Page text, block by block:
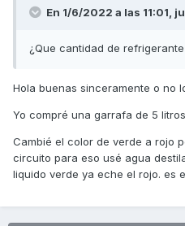
En 1/6/2022 a las 11:01,
¿Que cantidad de
Hola buenas sinceramente o no
Yo compré una garrafa de 5
Cambié el color de verde a rojo
circuito para eso usé agua
liquido verde ya eche el rojo. es